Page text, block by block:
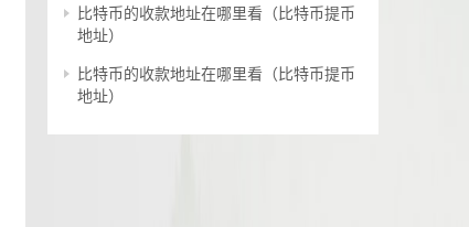
比特币的收款地址在哪里看（比特币提币
地址）
比特币的收款地址在哪里看（比特币提币
地址）